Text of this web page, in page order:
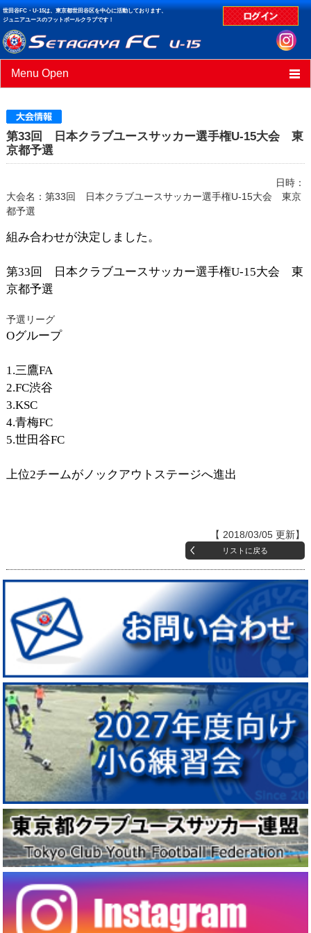
世田谷FC・U-15は、東京都世田谷区を中心に活動しております、
ジュニアユースのフットボールクラブです！
Menu Open
ニュース
スケジュール
第33回 日本クラブユースサッカー選手権U-15大会 東
京都予選
日時：
大会名：第33回 日本クラブユースサッカー選手権U-15大会 東京
都予選
組み合わせが決定しました。
第33回 日本クラブユースサッカー選手権U-15大会 東
京都予選
予選リーグ
Oグループ
1.三鷹FA
2.FC渋谷
3.KSC
4.青梅FC
5.世田谷FC
上位2チームがノックアウトステージへ進出
【 2018/03/05 更新】
リストに戻る